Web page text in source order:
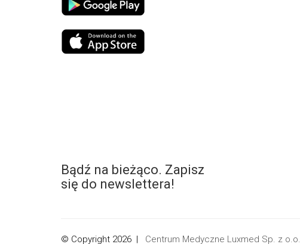
Bądź na bieżąco. Zapisz
się do newslettera!
© Copyright 2026 | Centrum Medyczne Luxmed Sp. z o.o.